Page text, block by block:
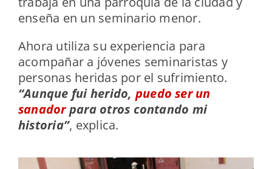
enseña en un seminario menor.
Ahora utiliza su experiencia para
acompañar a jóvenes seminaristas y
personas heridas por el sufrimiento.
“Aunque fui herido, puedo ser un
sanadorpara otros contando mi
historia”, explica.